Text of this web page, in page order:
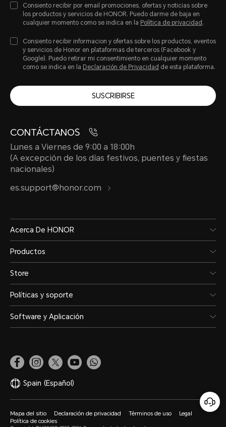
Consiento recibir por email promociones, ofertas y noticias sobre
los productos y servicios de HONOR. Puedo darme de baja en
cualquier momento como se indica en la Política de privacidad .
Consiento recibir informacion y ofertas sobre los productos, eventos
y servicios de Honor en plataformas de terceros (Facebook y
Google). Puedo retirar mi consentimiento en cualquier momento
como se indica en la Declaración de Privacidad de esta plataforma.
SUSCRIBIRSE
CONTÁCTANOS
Lunes a Viernes de 9:00 a 18:00h
(A excepción de los días festivos, puentes y fiestas
nacionales)
es.support@honor.com
Acerca De HONOR
Productos
Store
Políticas y soporte
Software y Aplicación
Spain (Español)
Mapa del sitio Declaración de privacidad Términos de uso
Legal
Política de cookies